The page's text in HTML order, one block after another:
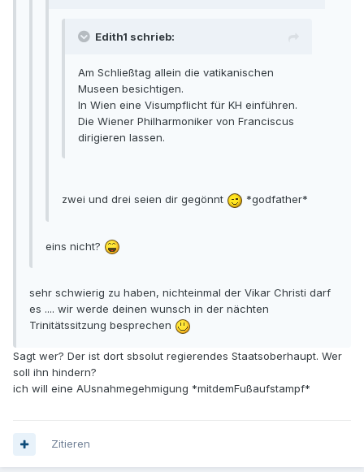
Edith1 schrieb:
Am Schließtag allein die vatikanischen
Museen besichtigen.
In Wien eine Visumpflicht für KH einführen.
Die Wiener Philharmoniker von Franciscus
dirigieren lassen.
zwei und drei seien dir gegönnt *godfather*
eins nicht?
sehr schwierig zu haben, nichteinmal der Vikar Christi darf
es .... wir werde deinen wunsch in der nächten
Trinitätssitzung besprechen
Sagt wer? Der ist dort sbsolut regierendes Staatsoberhaupt. Wer
soll ihn hindern?
ich will eine AUsnahmegehmigung *mitdemFußaufstampf*
Zitieren